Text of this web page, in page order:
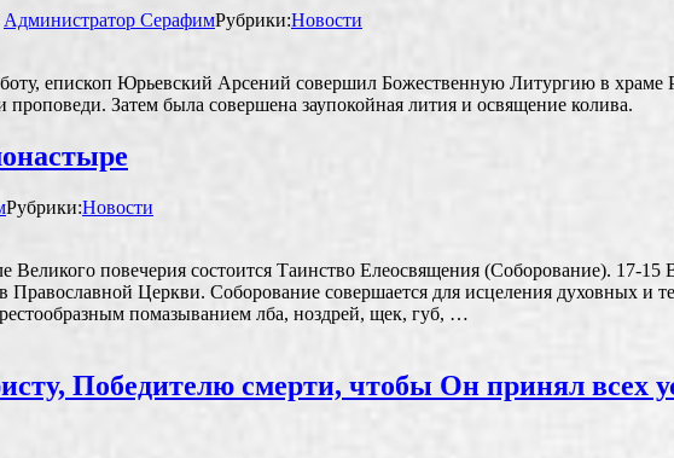
Администратор СерафимРубрики:Новости
епископ Юрьевский Арсений совершил Божественную Литургию в
Затем была совершена заупокойная лития и освящение колива.
Рубрики:Новости
Великого повечерия состоится Таинство Елеосвящения (Соборование). 17-
Церкви. Соборование совершается для исцеления духовных и
помазыванием лба, ноздрей, щек, губ, …
Победителю смерти, чтобы Он принял всех